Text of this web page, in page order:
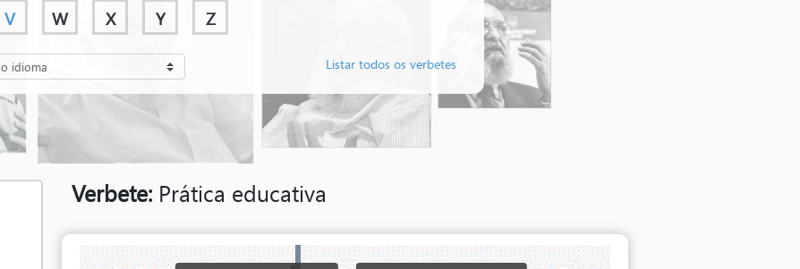
V W X Y Z
Listar todos os verbetes
Verbete:Prática educativa